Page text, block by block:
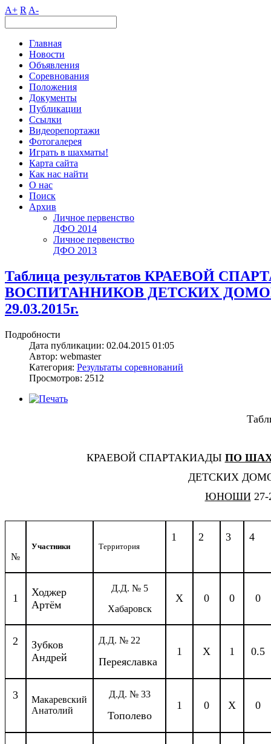
A+ R A-
Главная
Новости
Объявления
Соревнования
Положения
Документы
Публикации
Ссылки
Видеорепортажи
Фотогалерея
Играть в шахматы!
Карта сайта
Как нас найти
О нас
Поиск
Архив
Личное первенство
ДФО 2014
Личное первенство
ДФО 2013
Таблица результатов КРАЕВОЙ
ВОСПИТАННИКОВ ДЕТСКИХ
29.03.2015г.
Подробности
Дата публикации: 02.04.2015 01:05
Автор: webmaster
Категория: Результаты соревнований
Просмотров: 2512
КРАЕВОЙ СПАРТАКИАДЫ ПО
ДЕТСКИХ
ЮНОШИ27-
№
Участники Территория
1 2 3 4
1
Ходжер
Артём
Д.Д. № 5
Хабаровск
Х 0 0 0
2
Зубков
Андрей
Д.Д. № 22
Переяславка
1 Х 1 0.5
3
Макаревский
Анатолий
Д.Д. № 33
Тополево
1 0 Х 0